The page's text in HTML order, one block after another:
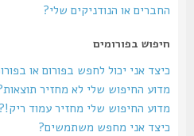
החברים או הנודניקים שלי?
חיפוש בפורומים
כיצד אני יכול לחפש בפורום או בפורומים?
מדוע החיפוש שלי לא מחזיר תוצאות?
מדוע החיפוש שלי מחזיר עמוד ריק!?
כיצד אני מחפש משתמשים?